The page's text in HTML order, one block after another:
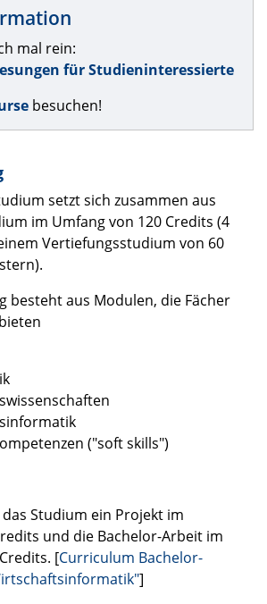
mal rein:
für Studieninteressierte
besuchen!
setzt sich zusammen aus
im Umfang von 120 Credits (4
Vertiefungsstudium von 60
besteht aus Modulen, die Fächer
("soft skills")
Studium ein Projekt im
und die Bachelor-Arbeit im
[Curriculum Bachelor-
]